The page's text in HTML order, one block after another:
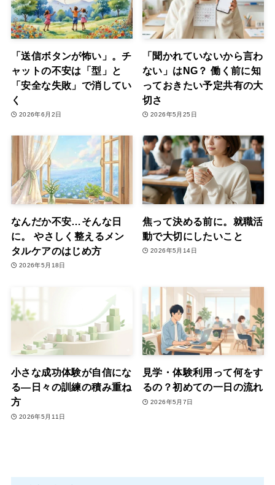
「送信ボタンが怖い」。チ
ャットの不安は「型」と
「安全な失敗」で消してい
く
2026年6月2日
「聞かれていないから言わ
ない」はNG？ 働く前に知
っておきたい予定共有の大
切さ
2026年5月25日
なんだか不安…そんな日
に。 やさしく整えるメン
タルケアのはじめ方
2026年5月18日
焦って決める前に。就職活
動で大切にしたいこと
2026年5月14日
小さな成功体験が自信にな
る―日々の訓練の積み重ね
方
2026年5月11日
見学・体験利用って何をす
るの？初めての一日の流れ
2026年5月7日